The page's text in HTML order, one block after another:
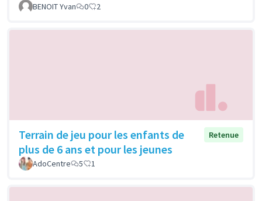
BENOIT Yvan
0 2
Terrain de jeu pour les enfants de
plus de 6 ans et pour les jeunes
Retenue
AdoCentre 5 1